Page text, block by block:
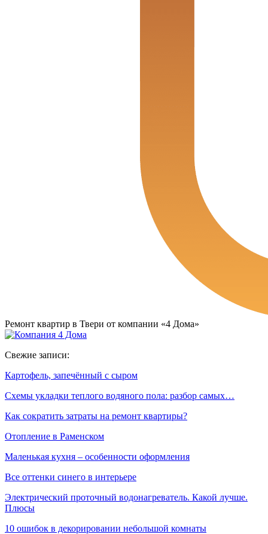
Ремонт квартир в Твери от компании «4 Дома»
Свежие записи:
Картофель, запечённый с сыром
Схемы укладки теплого водяного пола: разбор самых…
Как сократить затраты на ремонт квартиры?
Отопление в Раменском
Маленькая кухня – особенности оформления
Все оттенки синего в интерьере
Электрический проточный водонагреватель. Какой лучше.
Плюсы
10 ошибок в декорировании небольшой комнаты